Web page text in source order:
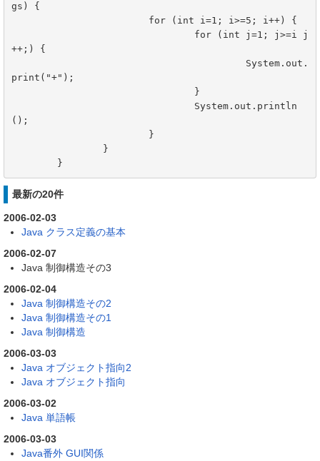
gs) {
++;) {
print("+");
();
	}
最新の20件
2006-02-03
Java クラス定義の基本
2006-02-07
Java 制御構造その3
2006-02-04
Java 制御構造その2
Java 制御構造その1
Java 制御構造
2006-03-03
Java オブジェクト指向2
Java オブジェクト指向
2006-03-02
Java 単語帳
2006-03-03
Java番外 GUI関係